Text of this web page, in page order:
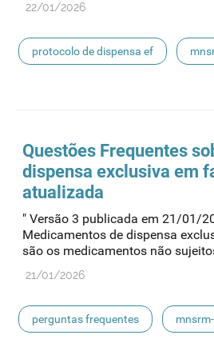
22/01/2026
protocolo de dispensa ef
Questões Frequentes
dispensa exclusiva em
atualizada
" Versão 3 publicada em 21/01/
Medicamentos de dispensa
são os medicamentos não
21/01/2026
perguntas frequentes